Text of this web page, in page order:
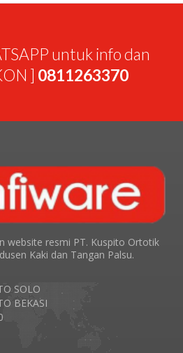
untuk info dan
] 0811263370
website resmi PT. Kuspito Ortotik
Kaki dan Tangan Palsu.
SOLO
BEKASI